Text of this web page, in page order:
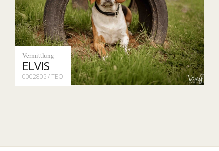
Vermittlung
ELVIS
0002806 / TEO